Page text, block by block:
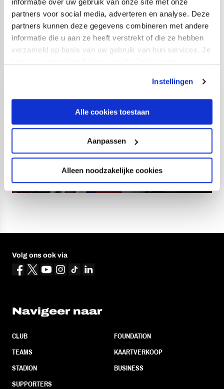
informatie over uw gebruik van onze site met onze
partners voor social media, adverteren en analyse. Deze
partners kunnen deze gegevens combineren met andere
informatie die u aan ze heeft verstrekt of die ze hebben
verzameld op basis van uw gebruik van hun services. Je
Instellingen
Alle cookies toestaan
Aanpassen
Alleen noodzakelijke cookies
prijzenkast van het Stage Front Stadium staat ook
keer de Copa del Rey. Die werd veroverd in 1929, 1940,
2000 en 2006.
Foto: RCD Espanyol
Volg ons ook via
Navigeer naar
CLUB
TEAMS
STADION
SUPPORTERS
FOUNDATION
KAARTVERKOOP
BUSINESS